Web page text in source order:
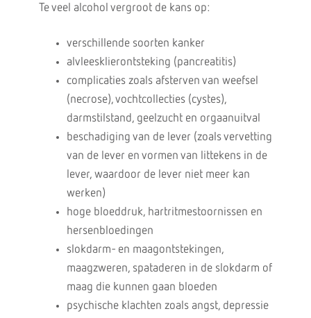
Te veel alcohol vergroot de kans op:
verschillende soorten kanker
alvleesklierontsteking (pancreatitis)
complicaties zoals afsterven van weefsel
(necrose), vochtcollecties (cystes),
darmstilstand, geelzucht en orgaanuitval
beschadiging van de lever (zoals vervetting
van de lever en vormen van littekens in de
lever, waardoor de lever niet meer kan
werken)
hoge bloeddruk, hartritmestoornissen en
hersenbloedingen
slokdarm- en maagontstekingen,
maagzweren, spataderen in de slokdarm of
maag die kunnen gaan bloeden
psychische klachten zoals angst, depressie